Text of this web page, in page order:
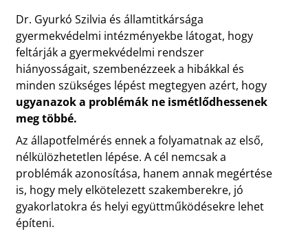
Dr. Gyurkó Szilvia és államtitkársága
gyermekvédelmi intézményekbe látogat, hogy
feltárják a gyermekvédelmi rendszer
hiányosságait, szembenézzeek a hibákkal és
minden szükséges lépést megtegyen azért, hogy
ugyanazok a problémák ne ismétlődhessenek
meg többé.
Az állapotfelmérés ennek a folyamatnak az első,
nélkülözhetetlen lépése. A cél nemcsak a
problémák azonosítása, hanem annak megértése
is, hogy mely elkötelezett szakemberekre, jó
gyakorlatokra és helyi együttműködésekre lehet
építeni.